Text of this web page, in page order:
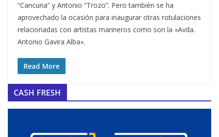
“Cancuna” y Antonio “Trozo”. Pero también se ha
aprovechado la ocasión para inaugurar otras rotulaciones
relacionadas con artistas marineros como son la «Avda.
Antonio Gavira Alba».
Read More
CASH FRESH